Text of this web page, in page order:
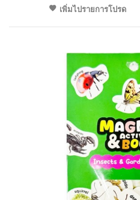
เพิ่มไปรายการโปรด